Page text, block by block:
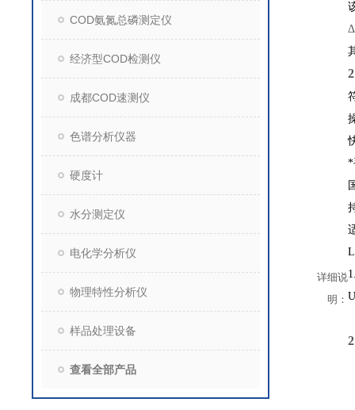
COD氨氮总磷测定仪
经济型COD检测仪
成都COD速测仪
色谱分析仪器
硬度计
水分测定仪
电化学分析仪
物理特性分析仪
样品处理设备
查看全部产品
详细说
明：
*